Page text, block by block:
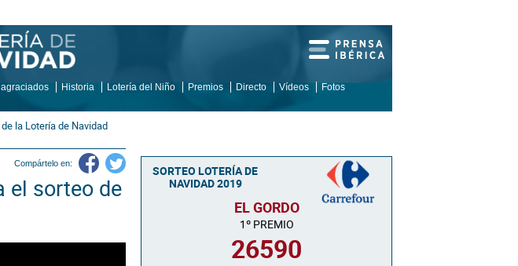
Historia Lotería del Niño Premios Directo Vídeos
Fotos
la Lotería de Navidad
Compártelo en:
el sorteo de
SORTEO LOTERÍA DE
NAVIDAD 2019
EL GORDO
1º PREMIO
26590